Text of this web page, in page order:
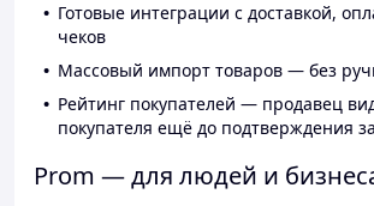
Готовые интеграции с доставкой,
чеков
Массовый импорт товаров — без
Рейтинг покупателей — продавец
покупателя ещё до подтверждения
Prom — для людей и